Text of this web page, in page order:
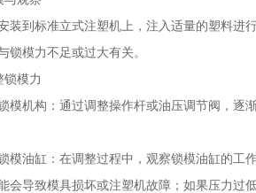
装到标准立式注塑机上，注入适量的塑料进
锁模力不足或过大有关。
锁模力
模机构：通过调整操作杆或油压调节阀，逐
模油缸：在调整过程中，观察锁模油缸的工
会导致模具损坏或注塑机故障；如果压力过